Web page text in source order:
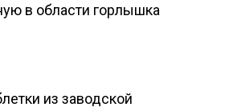
в области горлышка
из заводской